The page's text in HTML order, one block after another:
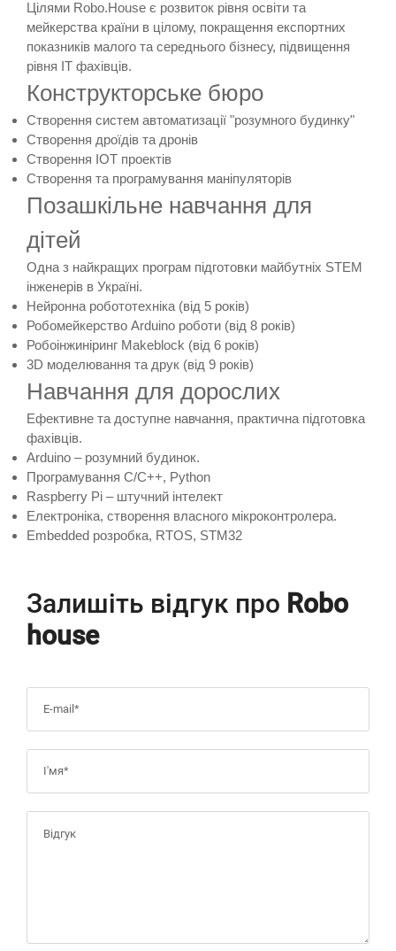
Цілями Robo.House є розвиток рівня освіти та
мейкерства країни в цілому, покращення експортних
показників малого та середнього бізнесу, підвищення
рівня IT фахівців.
Конструкторське бюро
Створення систем автоматизації "розумного будинку"
Створення дроїдів та дронів
Створення IOT проектів
Створення та програмування маніпуляторів
Позашкільне навчання для
дітей
Одна з найкращих програм підготовки майбутніх STEM
інженерів в Україні.
Нейронна робототехніка (від 5 років)
Робомейкерство Arduino роботи (від 8 років)
Робоінжиніринг Makeblock (від 6 років)
3D моделювання та друк (від 9 років)
Навчання для дорослих
Ефективне та доступне навчання, практична підготовка
фахівців.
Arduino – розумний будинок.
Програмування C/C++, Python
Raspberry Pi – штучний інтелект
Електроніка, створення власного мікроконтролера.
Embedded розробка, RTOS, STM32
Залишіть відгук про Robo
house